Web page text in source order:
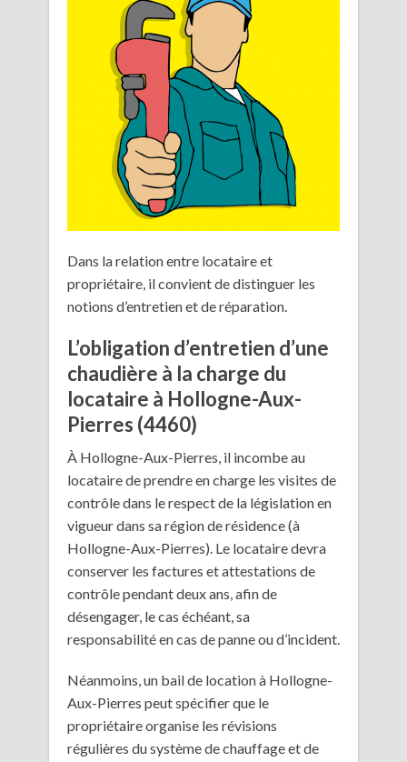
Dans la relation entre locataire et
propriétaire, il convient de distinguer les
notions d’entretien et de réparation.
L’obligation d’entretien d’une
chaudière à la charge du
locataire à Hollogne-Aux-
Pierres (4460)
À Hollogne-Aux-Pierres, il incombe au
locataire de prendre en charge les visites de
contrôle dans le respect de la législation en
vigueur dans sa région de résidence (à
Hollogne-Aux-Pierres). Le locataire devra
conserver les factures et attestations de
contrôle pendant deux ans, afin de
désengager, le cas échéant, sa
responsabilité en cas de panne ou d’incident.
Néanmoins, un bail de location à Hollogne-
Aux-Pierres peut spécifier que le
propriétaire organise les révisions
régulières du système de chauffage et de